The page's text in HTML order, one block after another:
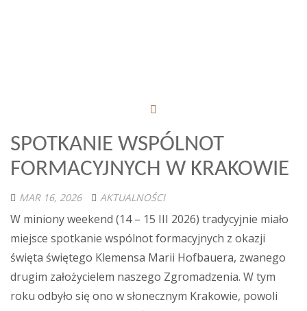
SPOTKANIE WSPÓLNOT
FORMACYJNYCH W KRAKOWIE
MAR 16, 2026 AKTUALNOŚCI
W miniony weekend (14 – 15 III 2026) tradycyjnie miało
miejsce spotkanie wspólnot formacyjnych z okazji
święta świętego Klemensa Marii Hofbauera, zwanego
drugim założycielem naszego Zgromadzenia. W tym
roku odbyło się ono w słonecznym Krakowie, powoli